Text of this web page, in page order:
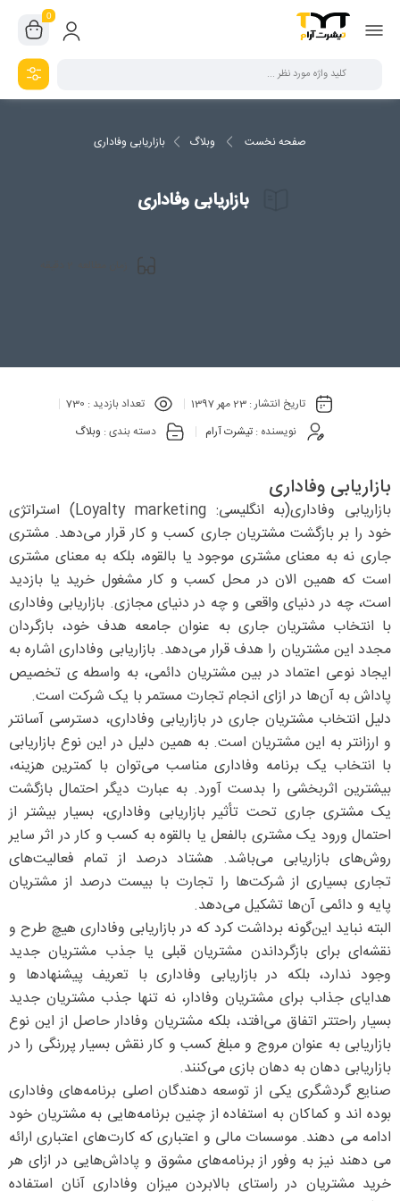
0
صفحه نخست وبلاگ بازاریابی وفاداری
بازاریابی وفاداری
تاریخ انتشار : 23 مهر 1397 تعداد بازدید : 730
نویسنده : تیشرت آرام دسته بندی : وبلاگ
بازاریابی وفاداری
بازاریابی وفاداری(به انگلیسی: Loyalty marketing) استراتژی
خود را بر بازگشت مشتریان جاری کسب و کار قرار می‌دهد. مشتری
جاری نه به معنای مشتری موجود یا بالقوه، بلکه به معنای مشتری
است که همین الان در محل کسب و کار مشغول خرید یا بازدید
است، چه در دنیای واقعی و چه در دنیای مجازی. بازاریابی وفاداری
با انتخاب مشتریان جاری به عنوان جامعه هدف خود، بازگردان
مجدد این مشتریان را هدف قرار می‌دهد. بازاریابی وفاداری اشاره به
ایجاد نوعی اعتماد در بین مشتریان دائمی، به واسطه ی تخصیص
پاداش به آن‌ها در ازای انجام تجارت مستمر با یک شرکت است.
دلیل انتخاب مشتریان جاری در بازاریابی وفاداری، دسترسی آسانتر
و ارزانتر به این مشتریان است. به همین دلیل در این نوع بازاریابی
با انتخاب یک برنامه وفاداری مناسب می‌توان با کمترین هزینه،
بیشترین اثربخشی را بدست آورد. به عبارت دیگر احتمال بازگشت
یک مشتری جاری تحت تأثیر بازاریابی وفاداری، بسیار بیشتر از
احتمال ورود یک مشتری بالفعل یا بالقوه به کسب و کار در اثر سایر
روش‌های بازاریابی می‌باشد. هشتاد درصد از تمام فعالیت‌های
تجاری بسیاری از شرکت‌ها را تجارت با بیست درصد از مشتریان
پایه و دائمی آن‌ها تشکیل می‌دهد.
البته نباید این‌گونه برداشت کرد که در بازاریابی وفاداری هیچ طرح و
نقشه‌ای برای بازگرداندن مشتریان قبلی یا جذب مشتریان جدید
وجود ندارد، بلکه در بازاریابی وفاداری با تعریف پیشنهادها و
هدایای جذاب برای مشتریان وفادار، نه تنها جذب مشتریان جدید
بسیار راحتتر اتفاق می‌افتد، بلکه مشتریان وفادار حاصل از این نوع
بازاریابی به عنوان مروج و مبلغ کسب و کار نقش بسیار پررنگی را در
بازاریابی دهان به دهان بازی می‌کنند.
صنایع گردشگری یکی از توسعه دهندگان اصلی برنامه‌های وفاداری
بوده اند و کماکان به استفاده از چنین برنامه‌هایی به مشتریان خود
ادامه می دهند. موسسات مالی و اعتباری که کارت‌های اعتباری ارائه
می دهند نیز به وفور از برنامه‌های مشوق و پاداش‌هایی در ازای هر
خرید مشتریان در راستای بالابردن میزان وفاداری آنان استفاده